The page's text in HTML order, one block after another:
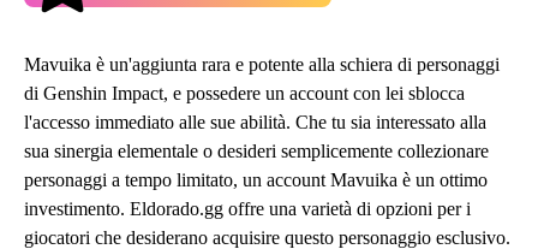
Mavuika è un'aggiunta rara e potente alla schiera di personaggi
di Genshin Impact, e possedere un account con lei sblocca
l'accesso immediato alle sue abilità. Che tu sia interessato alla
sua sinergia elementale o desideri semplicemente collezionare
personaggi a tempo limitato, un account Mavuika è un ottimo
investimento. Eldorado.gg offre una varietà di opzioni per i
giocatori che desiderano acquisire questo personaggio esclusivo.